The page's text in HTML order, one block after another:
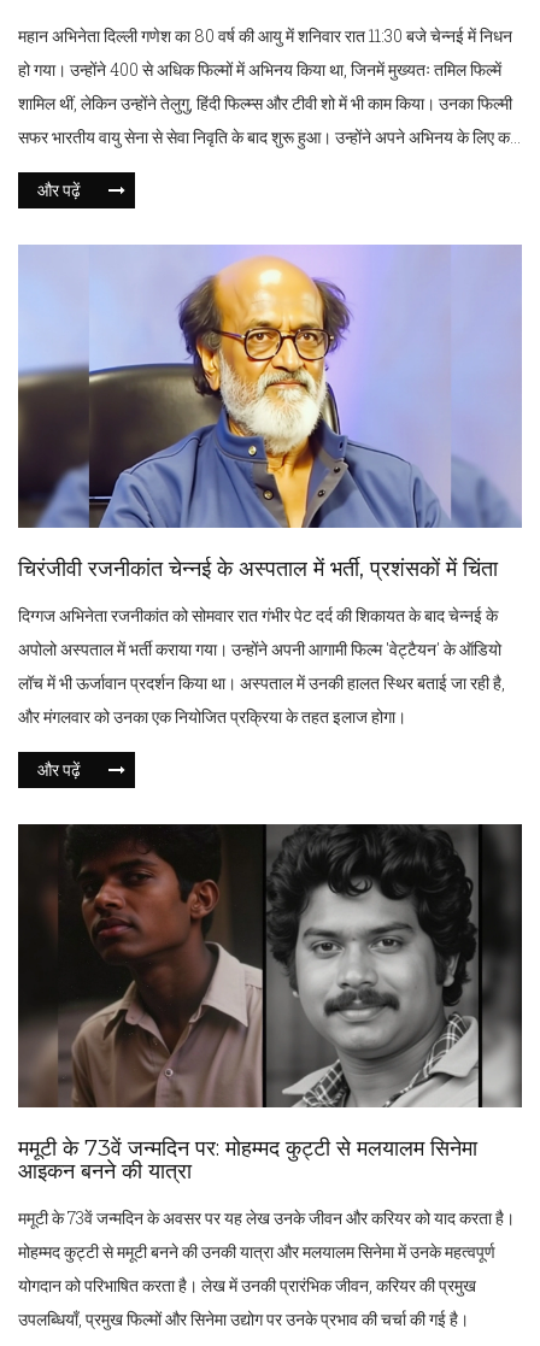
महान अभिनेता दिल्ली गणेश का 80 वर्ष की आयु में शनिवार रात 11:30 बजे चेन्नई में निधन
हो गया। उन्होंने 400 से अधिक फिल्मों में अभिनय किया था, जिनमें मुख्यतः तमिल फिल्में
शामिल थीं, लेकिन उन्होंने तेलुगु, हिंदी फिल्म्स और टीवी शो में भी काम किया। उनका फिल्मी
सफर भारतीय वायु सेना से सेवा निवृति के बाद शुरू हुआ। उन्होंने अपने अभिनय के लिए कई
सम्मानों को प्राप्त किया।
और पढ़ें
चिरंजीवी रजनीकांत चेन्नई के अस्पताल में भर्ती, प्रशंसकों में चिंता
दिग्गज अभिनेता रजनीकांत को सोमवार रात गंभीर पेट दर्द की शिकायत के बाद चेन्नई के
अपोलो अस्पताल में भर्ती कराया गया। उन्होंने अपनी आगामी फिल्म 'वेट्टैयन' के ऑडियो
लॉच में भी ऊर्जावान प्रदर्शन किया था। अस्पताल में उनकी हालत स्थिर बताई जा रही है,
और मंगलवार को उनका एक नियोजित प्रक्रिया के तहत इलाज होगा।
और पढ़ें
ममूटी के 73वें जन्मदिन पर: मोहम्मद कुट्टी से मलयालम सिनेमा
आइकन बनने की यात्रा
ममूटी के 73वें जन्मदिन के अवसर पर यह लेख उनके जीवन और करियर को याद करता है।
मोहम्मद कुट्टी से ममूटी बनने की उनकी यात्रा और मलयालम सिनेमा में उनके महत्वपूर्ण
योगदान को परिभाषित करता है। लेख में उनकी प्रारंभिक जीवन, करियर की प्रमुख
उपलब्धियाँ, प्रमुख फिल्मों और सिनेमा उद्योग पर उनके प्रभाव की चर्चा की गई है।